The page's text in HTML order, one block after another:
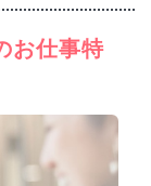
お仕事特